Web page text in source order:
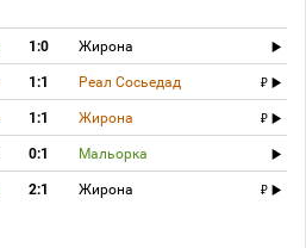
1:0 Жирона
1:1 Реал Сосьедад
1:1 Жирона
0:1 Мальорка
2:1 Жирона